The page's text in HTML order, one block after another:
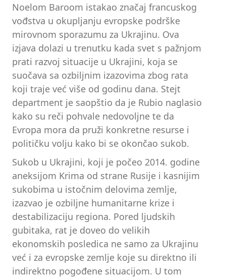
Noelom Baroom istakao značaj francuskog
vođstva u okupljanju evropske podrške
mirovnom sporazumu za Ukrajinu. Ova
izjava dolazi u trenutku kada svet s pažnjom
prati razvoj situacije u Ukrajini, koja se
suočava sa ozbiljnim izazovima zbog rata
koji traje već više od godinu dana. Stejt
department je saopštio da je Rubio naglasio
kako su reči pohvale nedovoljne te da
Evropa mora da pruži konkretne resurse i
političku volju kako bi se okončao sukob.
Sukob u Ukrajini, koji je počeo 2014. godine
aneksijom Krima od strane Rusije i kasnijim
sukobima u istočnim delovima zemlje,
izazvao je ozbiljne humanitarne krize i
destabilizaciju regiona. Pored ljudskih
gubitaka, rat je doveo do velikih
ekonomskih posledica ne samo za Ukrajinu
već i za evropske zemlje koje su direktno ili
indirektno pogođene situacijom. U tom